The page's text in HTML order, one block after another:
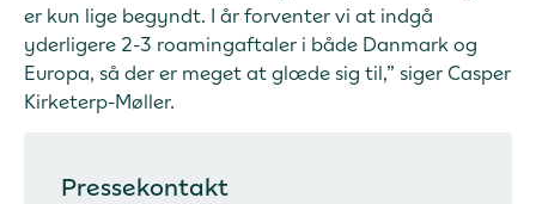
er kun lige begyndt. I år forventer vi at indgå
yderligere 2-3 roamingaftaler i både Danmark og
Europa, så der er meget at glæde sig til,” siger Casper
Kirketerp-Møller.
Pressekontakt